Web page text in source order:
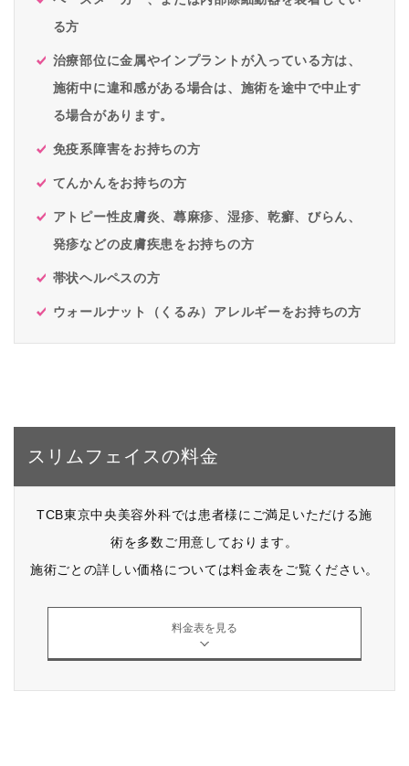
る方
治療部位に金属やインプラントが入っている方は、
施術中に違和感がある場合は、施術を途中で中止す
る場合があります。
免疫系障害をお持ちの方
てんかんをお持ちの方
アトピー性皮膚炎、蕁麻疹、湿疹、乾癬、びらん、
発疹などの皮膚疾患をお持ちの方
帯状ヘルペスの方
ウォールナット（くるみ）アレルギーをお持ちの方
スリムフェイスの料金
TCB東京中央美容外科では患者様にご満足いただける施
術を多数ご用意しております。
施術ごとの詳しい価格については料金表をご覧ください。
料金表を見る